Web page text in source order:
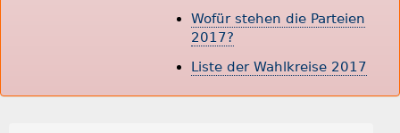
Wofür stehen die Parteien
2017?
Liste der Wahlkreise 2017